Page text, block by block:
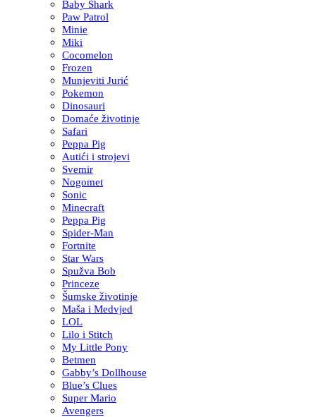
Baby Shark
Paw Patrol
Minie
Miki
Cocomelon
Frozen
Munjeviti Jurić
Pokemon
Dinosauri
Domaće životinje
Safari
Peppa Pig
Autići i strojevi
Svemir
Nogomet
Sonic
Minecraft
Peppa Pig
Spider-Man
Fortnite
Star Wars
Spužva Bob
Princeze
Šumske životinje
Maša i Medvjed
LOL
Lilo i Stitch
My Little Pony
Betmen
Gabby’s Dollhouse
Blue’s Clues
Super Mario
Avengers